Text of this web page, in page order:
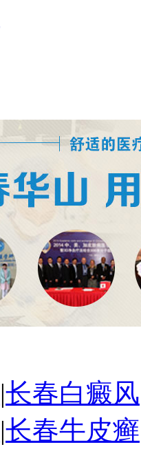
|长春白癜风
|长春牛皮癣